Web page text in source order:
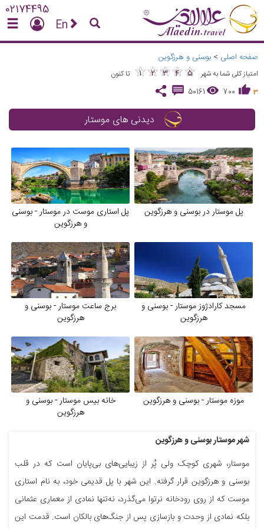
02174495
En
صفحه اصلی > بوسنی و هرزگوین
امتیاز کلی شما به شهر ★
1 ★
2 ★
3 ★
4 ★
5
★★★★★
تا کنون
3
700
50161
دیدنی های موستار
پل موستار در بوسنی و هرزگوین
پل استاری موست در موستار - بوسنی
و هرزگوین
مسجد کارادژوز موستار - بوسنی و
هرزگوین
برج ساعت موستار - بوسنی و
هرزگوین
موزه موستار - بوسنی و هرزگوین
خانه بیس موستار - بوسنی و
هرزگوین
شهر موستار بوسنی و هرزگوین
موستار، شهری کوچک ولی پُر از زیبایی‌های بی‌پایان است که در قلب
بوسنی و هرزگوین قرار گرفته. این شهر با پل قدیمی خود، به نام استاری
موست که از روی رودخانه نرتوا می‌گذرد، نه‌تنها نمادی از معماری عثمانی
بلکه نمادی از وحدت و بازسازی پس از جنگ‌های بالکان است. قدمت این